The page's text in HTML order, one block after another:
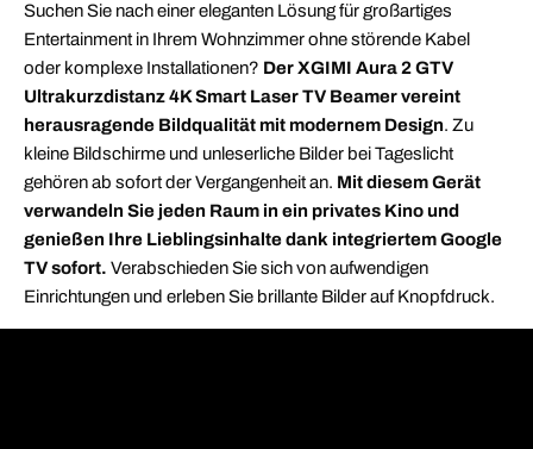
Suchen Sie nach einer eleganten Lösung für großartiges
Entertainment in Ihrem Wohnzimmer ohne störende Kabel
oder komplexe Installationen? Der XGIMI Aura 2 GTV
Ultrakurzdistanz 4K Smart Laser TV Beamer vereint
herausragende Bildqualität mit modernem Design. Zu
kleine Bildschirme und unleserliche Bilder bei Tageslicht
gehören ab sofort der Vergangenheit an. Mit diesem Gerät
verwandeln Sie jeden Raum in ein privates Kino und
genießen Ihre Lieblingsinhalte dank integriertem Google
TV sofort. Verabschieden Sie sich von aufwendigen
Einrichtungen und erleben Sie brillante Bilder auf Knopfdruck.